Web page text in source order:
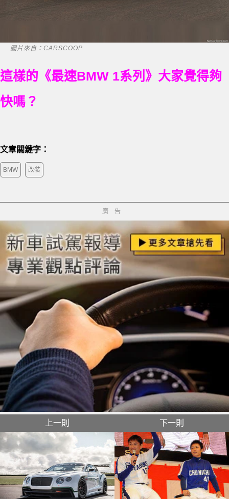
圖片來自：CARSCOOP
這樣的《最速BMW 1系列》大家覺得夠
快嗎？
文章關鍵字：
BMW 改裝
廣告
上一則 下一則